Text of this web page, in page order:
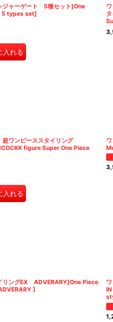
ジャーゲート 5種セット]One
5 types set]
入れる
ワンピーススタイリング
figure Super One Piece
入れる
リングEX ADVERARY]One Piece
]